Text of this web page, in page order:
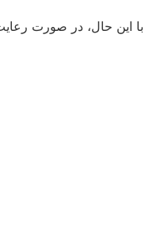
بسته نصب کرد. با این حال، در